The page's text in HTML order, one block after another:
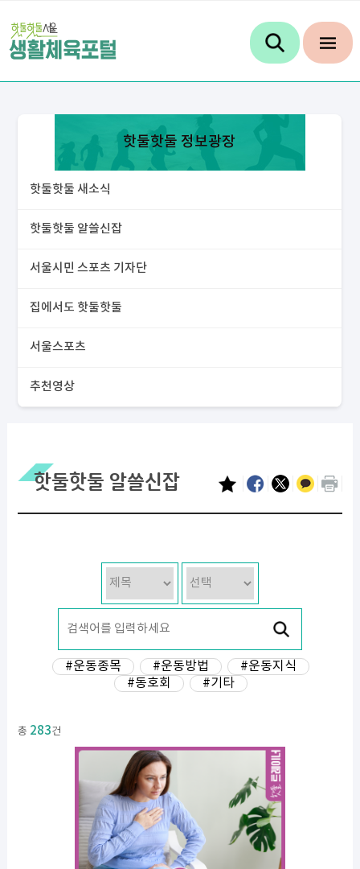
핫둘핫둘 정보광장
핫둘핫둘 새소식
핫둘핫둘 알쓸신잡
서울시민 스포츠 기자단
집에서도 핫둘핫둘
서울스포츠
추천영상
핫둘핫둘 알쓸신잡
#운동종목 #운동방법
#운동지식
#동호회
#기타
총 283건